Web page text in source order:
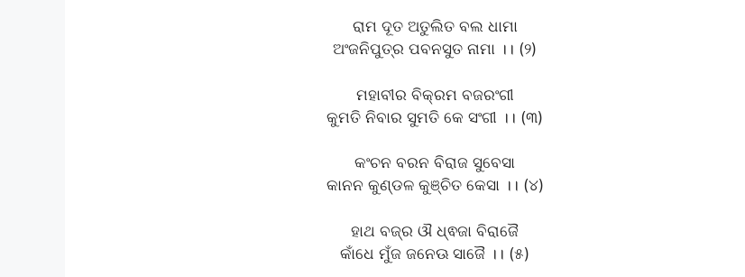
ରାମ ଦୂତ ଅତୁଲିତ ବଲ ଧାମା
ଅଂଜନିପୁତ୍ର ପବନସୁତ ନାମା ।। (୨)
ମହାବୀର ବିକ୍ରମ ବଜରଂଗୀ
କୁମତି ନିବାର ସୁମତି କେ ସଂଗୀ ।। (୩)
କଂଚନ ବରନ ବିରାଜ ସୁବେସା
କାନନ କୁଣ୍ଡଳ କୁଞ୍ଚିତ କେସା ।। (୪)
ହାଥ ବଜ୍ର ଔ ଧ୍ଵଜା ବିରାଜୈ
କାଁଧେ ମୁଁଜ ଜନେଊ ସାଜୈ ।। (୫)